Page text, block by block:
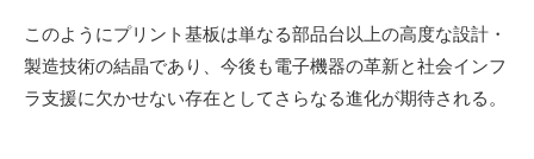
このようにプリント基板は単なる部品台以上の高度な設計・
製造技術の結晶であり、今後も電子機器の革新と社会インフ
ラ支援に欠かせない存在としてさらなる進化が期待される。